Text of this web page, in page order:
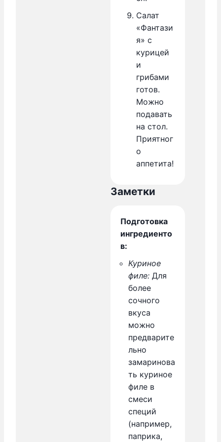
Салат
«Фантази
я» с
курицей
и
грибами
готов.
Можно
подавать
на стол.
Приятног
о
аппетита!
Заметки
Подготовка
ингредиенто
в:
Куриное
филе: Для
более
сочного
вкуса
можно
предварите
льно
замаринова
ть куриное
филе в
смеси
специй
(например,
паприка,